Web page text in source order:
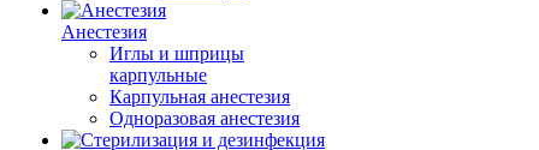
Анестезия
Иглы и шприцы
карпульные
Карпульная анестезия
Одноразовая анестезия